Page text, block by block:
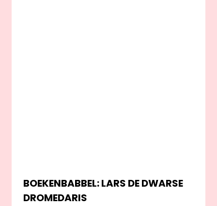
BOEKENBABBEL: LARS DE DWARSE
DROMEDARIS